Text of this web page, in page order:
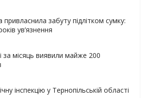
привласнила забуту підлітком сумку:
ув’язнення
за місяць виявили майже 200
інспекцію у Тернопільській області